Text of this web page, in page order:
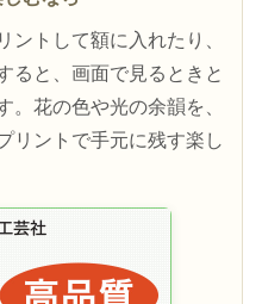
ントして額に入れたり、
ると、画面で見るときと
。花の色や光の余韻を、
リントで手元に残す楽し